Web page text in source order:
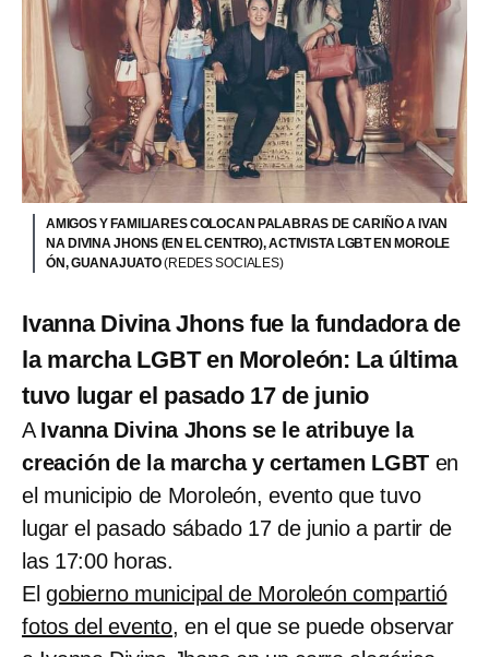
AMIGOS Y FAMILIARES COLOCAN PALABRAS DE CARIÑO A IVAN
NA DIVINA JHONS (EN EL CENTRO), ACTIVISTA LGBT EN MOROLE
ÓN, GUANAJUATO(REDES SOCIALES)
Ivanna Divina Jhons fue la fundadora de
la marcha LGBT en Moroleón: La última
tuvo lugar el pasado 17 de junio
A Ivanna Divina Jhons se le atribuye la
creación de la marcha y certamen LGBT en
el municipio de Moroleón, evento que tuvo
lugar el pasado sábado 17 de junio a partir de
las 17:00 horas.
El gobierno municipal de Moroleón compartió
fotos del evento, en el que se puede observar